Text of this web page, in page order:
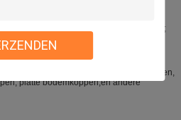
200 en 3500 ton is relatief gebruikelijk;
van verschillende koolstofstaal- en
van halfrondkoppen, elliptische koppen,
platte bodemkoppen,en andere